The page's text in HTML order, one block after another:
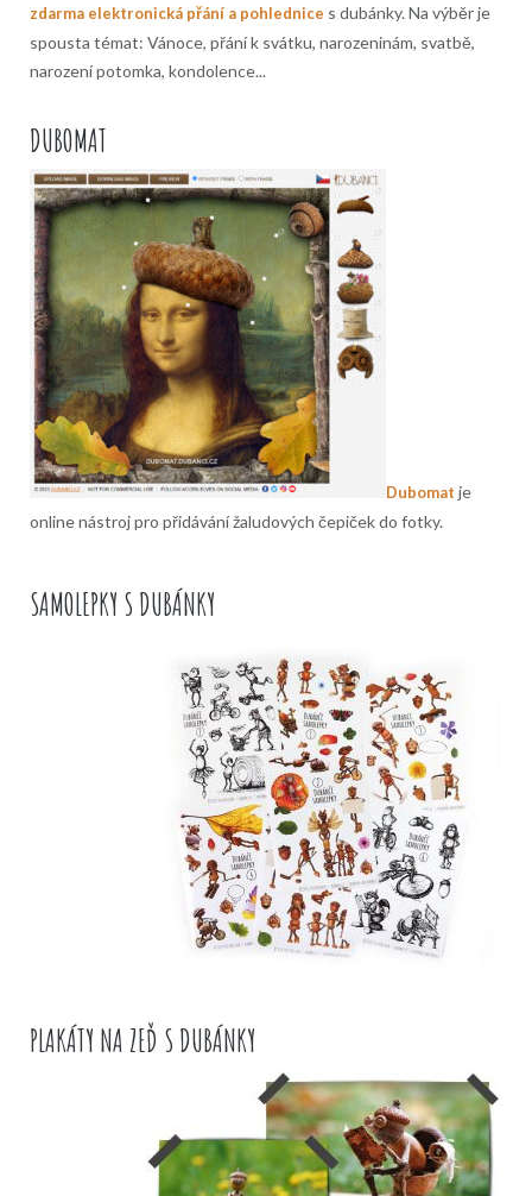
zdarma elektronická přání a pohlednice s dubánky. Na výběr je
spousta témat: Vánoce, přání k svátku, narozeninám, svatbě,
narození potomka, kondolence...
DUBOMAT
Dubomat je
online nástroj pro přidávání žaludových čepiček do fotky.
SAMOLEPKY S DUBÁNKY
PLAKÁTY NA ZEĎ S DUBÁNKY